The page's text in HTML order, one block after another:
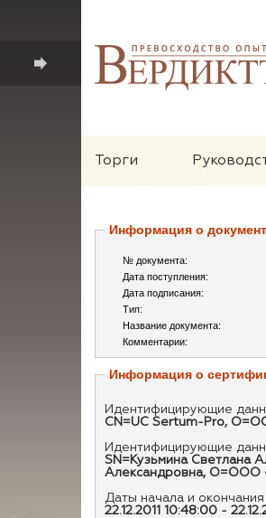
Торги
Информация о
№ документа:
Дата поступления:
Дата подписания:
Тип:
Название документа:
Комментарии:
Информация о
Идентифицирующие
CN=UC Sertum-Pro,
Идентифицирующие
SN=Кузьмина Светлана
Александровна, O=ООО
Даты начала и
22.12.2011 10:48:00 -